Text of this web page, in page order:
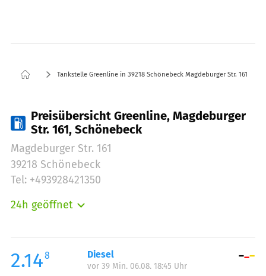
Tankstelle Greenline in 39218 Schönebeck Magdeburger Str. 161
Preisübersicht Greenline, Magdeburger
Str. 161, Schönebeck
Magdeburger Str. 161
39218 Schönebeck
Tel: +493928421350
24h geöffnet
Mittwoch:
00:00-24:00
Donnerstag:
2.148 Diesel
vor 39 Min. 06.08. 18:45 Uhr